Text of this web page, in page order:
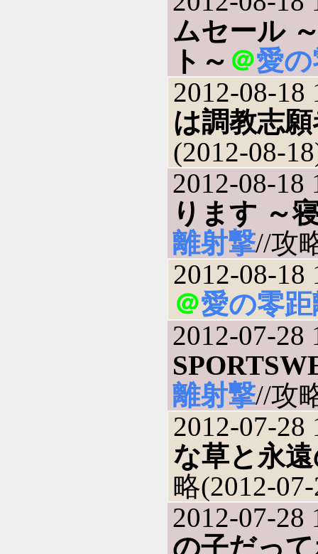
ムセール
ト～ ＠愛
2012-08-18
は調教志
(2012-08-
2012-08-18
ります ～
離射撃//攻
2012-08-18
＠愛の零
2012-07-28
離射撃//攻
2012-07-28
な草と永
略(2012-
2012-07-28
の子だっ